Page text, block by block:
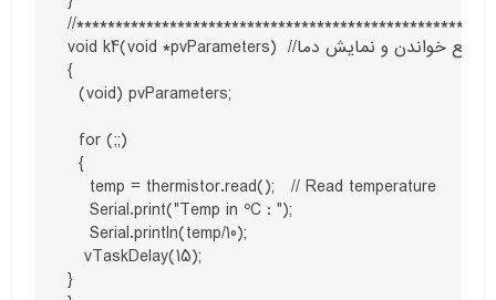
//
void k4(void *pvParameters)  //تابع خواندن و نمایش دما
{
  (void) pvParameters;
  for (;;)
  {
    temp = thermistor.read();   // Read temperature
    Serial.print("Temp in ºC : ");
    Serial.println(temp/10);
   vTaskDelay(15);
}